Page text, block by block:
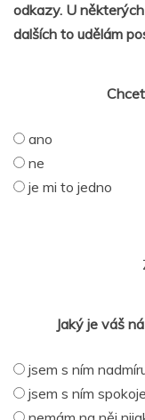
odkazy. U
dalších to udělám
ano
ne
je mi to jedno
Jaký je váš
jsem s ním
jsem s ním